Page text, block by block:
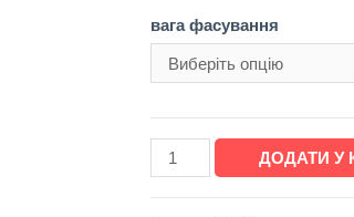
вага фасування
ДОДАТИ У